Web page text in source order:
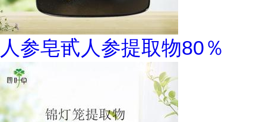
人参皂甙人参提取物80％